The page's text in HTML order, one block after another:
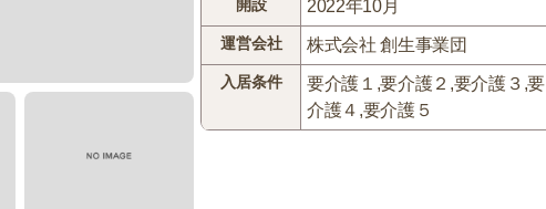
開設 2022年10月
運営会社 株式会社 創生事業団
入居条件
要介護１,要介護２,要介護３,要
介護４,要介護５